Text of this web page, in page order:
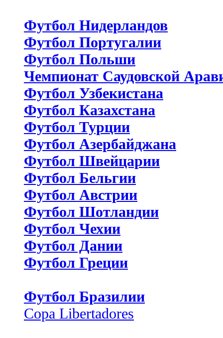
Футбол Нидерландов
Футбол Португалии
Футбол Польши
Чемпионат Саудовской
Футбол Узбекистана
Футбол Казахстана
Футбол Турции
Футбол Азербайджана
Футбол Швейцарии
Футбол Бельгии
Футбол Австрии
Футбол Шотландии
Футбол Чехии
Футбол Дании
Футбол Греции
Футбол Бразилии
Copa Libertadores